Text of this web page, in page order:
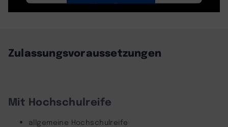
Akzeptieren
Zulassungsvoraussetzungen
Mit Hochschulreife
allgemeine Hochschulreife